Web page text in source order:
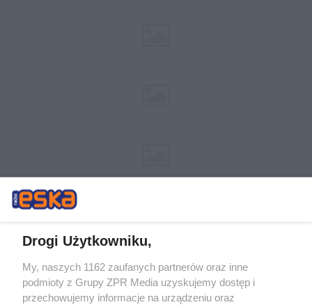
Żaden utwór zamieszczony w serwisie nie może być powielany i
rozpowszechniany lub dalej rozpowszechniany w jakikolwiek sposób (w
tym także elektroniczny lub mechaniczny) na jakimkolwiek polu
Drogi Użytkowniku,
My, naszych 1162 zaufanych partnerów oraz inne
podmioty z Grupy ZPR Media uzyskujemy dostęp i
przechowujemy informacje na urządzeniu oraz